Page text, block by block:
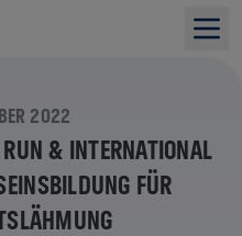
2022
& INTERNATIONAL
FÜR